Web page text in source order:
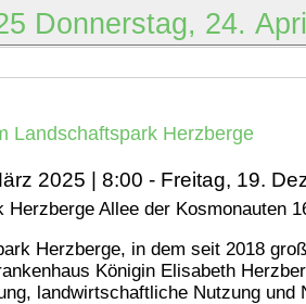
Donnerstag, 24.
Landschaftspark Herzberge
2025 | 8:00 - Freitag, 19.
Herzberge Allee der Kosmonauten
Herzberge, in dem seit 2018
Königin Elisabeth
landwirtschaftliche Nutzung